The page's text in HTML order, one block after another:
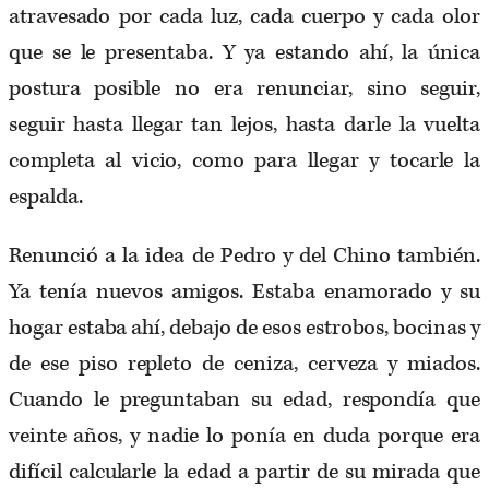
atravesado por cada luz, cada cuerpo y cada olor
que se le presentaba. Y ya estando ahí, la única
postura posible no era renunciar, sino seguir,
seguir hasta llegar tan lejos, hasta darle la vuelta
completa al vicio, como para llegar y tocarle la
espalda.
Renunció a la idea de Pedro y del Chino también.
Ya tenía nuevos amigos. Estaba enamorado y su
hogar estaba ahí, debajo de esos estrobos, bocinas y
de ese piso repleto de ceniza, cerveza y miados.
Cuando le preguntaban su edad, respondía que
veinte años, y nadie lo ponía en duda porque era
difícil calcularle la edad a partir de su mirada que